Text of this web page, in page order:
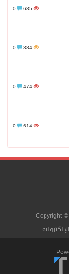
685
384
474
614
Copyright